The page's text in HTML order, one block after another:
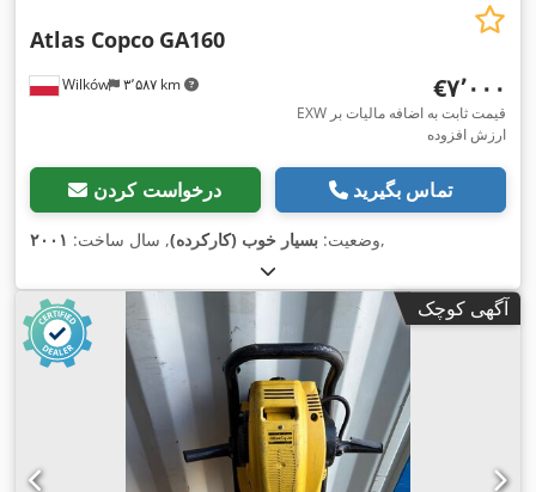
Wilków ۳٬۵۸۷ km
Atlas Copco GA160
‎€۷٬۰۰۰
EXW قیمت ثابت به اضافه مالیات بر
ارزش افزوده
درخواست کردن تماس بگیرید
وضعیت: بسیار خوب (کارکرده), سال ساخت: ۲۰۰۱ ,
آگهی کوچک